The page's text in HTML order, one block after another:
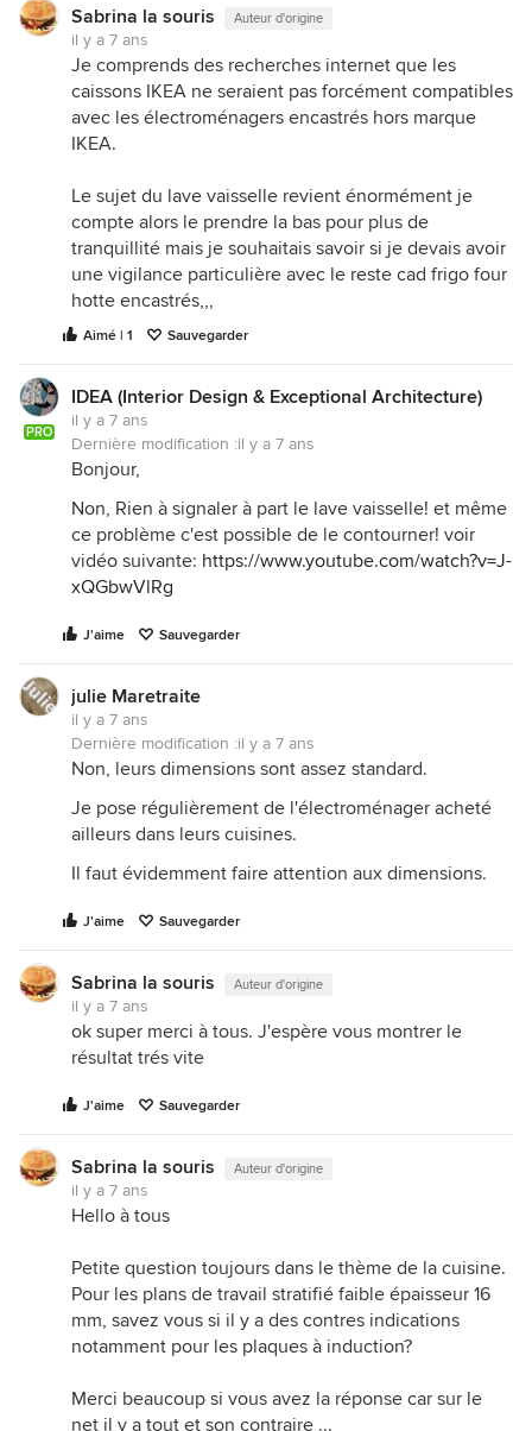
Sabrina la souris Auteur d'origine
il y a 7 ans
Je comprends des recherches internet que les
caissons IKEA ne seraient pas forcément compatibles
avec les électroménagers encastrés hors marque
IKEA.
Le sujet du lave vaisselle revient énormément je
compte alors le prendre la bas pour plus de
tranquillité mais je souhaitais savoir si je devais avoir
une vigilance particulière avec le reste cad frigo four
hotte encastrés,,,
Aimé | 1 Sauvegarder
PRO
IDEA (Interior Design & Exceptional Architecture)
il y a 7 ans
Dernière modification :il y a 7 ans
Bonjour,
Non, Rien à signaler à part le lave vaisselle! et même
ce problème c'est possible de le contourner! voir
vidéo suivante: https://www.youtube.com/watch?v=J-
xQGbwVlRg
J'aime Sauvegarder
julie Maretraite
il y a 7 ans
Dernière modification :il y a 7 ans
Non, leurs dimensions sont assez standard.
Je pose régulièrement de l'électroménager acheté
ailleurs dans leurs cuisines.
Il faut évidemment faire attention aux dimensions.
J'aime Sauvegarder
Sabrina la souris Auteur d'origine
il y a 7 ans
ok super merci à tous. J'espère vous montrer le
résultat trés vite
J'aime Sauvegarder
Sabrina la souris Auteur d'origine
il y a 7 ans
Hello à tous
Petite question toujours dans le thème de la cuisine.
Pour les plans de travail stratifié faible épaisseur 16
mm, savez vous si il y a des contres indications
notamment pour les plaques à induction?
Merci beaucoup si vous avez la réponse car sur le
net il y a tout et son contraire ...